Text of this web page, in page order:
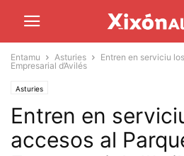
Entamu Asturies
Entren en serviciu
Empresarial d’Avilés
Asturies
Entren en
accesos al